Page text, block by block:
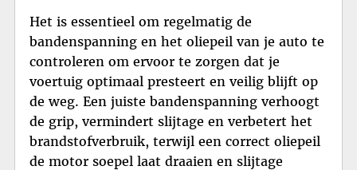
Het is essentieel om regelmatig de
bandenspanning en het oliepeil van je auto te
controleren om ervoor te zorgen dat je
voertuig optimaal presteert en veilig blijft op
de weg. Een juiste bandenspanning verhoogt
de grip, vermindert slijtage en verbetert het
brandstofverbruik, terwijl een correct oliepeil
de motor soepel laat draaien en slijtage